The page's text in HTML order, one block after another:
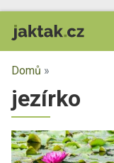
Domů »
jezírko